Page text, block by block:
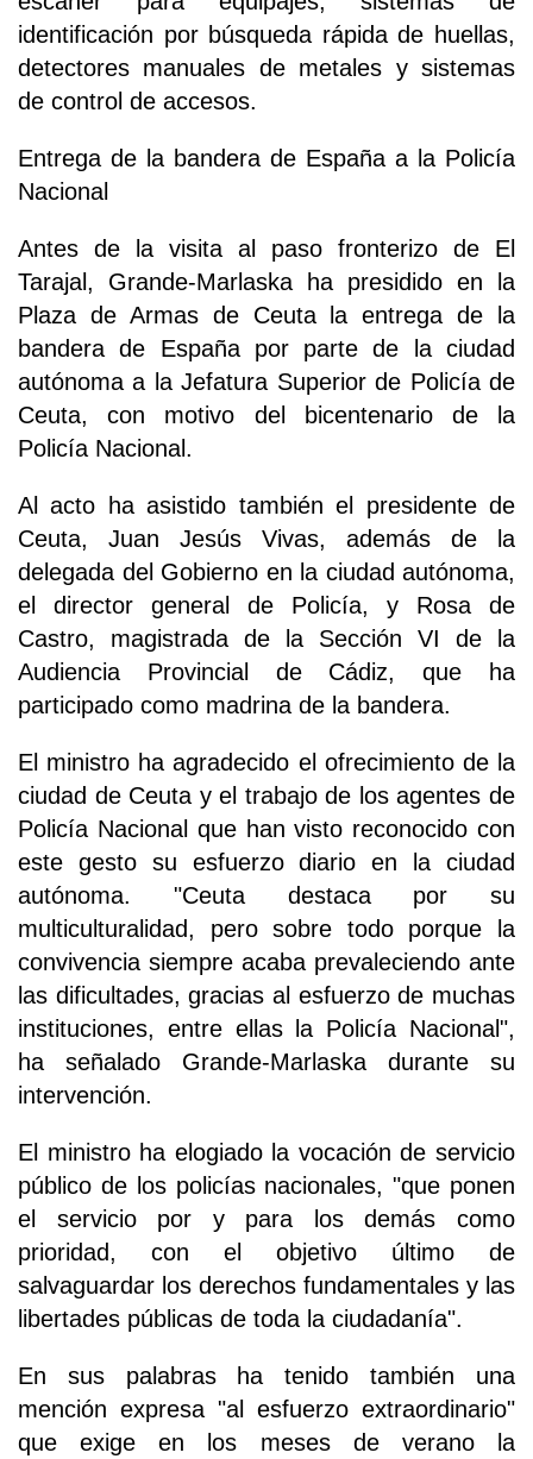
identificación por búsqueda rápida de huellas,
detectores manuales de metales y sistemas
de control de accesos.
Entrega de la bandera de España a la Policía
Nacional
Antes de la visita al paso fronterizo de El
Tarajal, Grande-Marlaska ha presidido en la
Plaza de Armas de Ceuta la entrega de la
bandera de España por parte de la ciudad
autónoma a la Jefatura Superior de Policía de
Ceuta, con motivo del bicentenario de la
Policía Nacional.
Al acto ha asistido también el presidente de
Ceuta, Juan Jesús Vivas, además de la
delegada del Gobierno en la ciudad autónoma,
el director general de Policía, y Rosa de
Castro, magistrada de la Sección VI de la
Audiencia Provincial de Cádiz, que ha
participado como madrina de la bandera.
El ministro ha agradecido el ofrecimiento de la
ciudad de Ceuta y el trabajo de los agentes de
Policía Nacional que han visto reconocido con
este gesto su esfuerzo diario en la ciudad
autónoma. "Ceuta destaca por su
multiculturalidad, pero sobre todo porque la
convivencia siempre acaba prevaleciendo ante
las dificultades, gracias al esfuerzo de muchas
instituciones, entre ellas la Policía Nacional",
ha señalado Grande-Marlaska durante su
intervención.
El ministro ha elogiado la vocación de servicio
público de los policías nacionales, "que ponen
el servicio por y para los demás como
prioridad, con el objetivo último de
salvaguardar los derechos fundamentales y las
libertades públicas de toda la ciudadanía".
En sus palabras ha tenido también una
mención expresa "al esfuerzo extraordinario"
que exige en los meses de verano la